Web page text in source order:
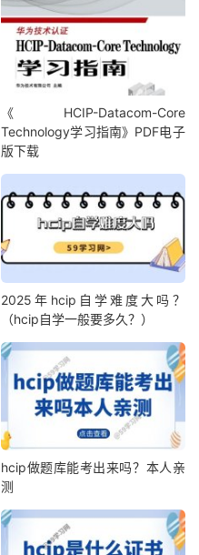
《 HCIP-Datacom-Core
Technology学习指南》PDF电子
版下载
2025年hcip自学难度大吗？
（hcip自学一般要多久？）
hcip做题库能考出来吗？本人亲
测